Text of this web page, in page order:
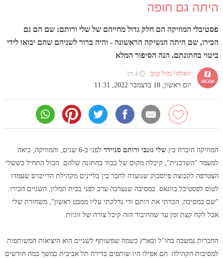
היתה גם חופה
פסטיבלי המוזיקה הם חלק גדול מחייהם של שלי ורותם: שם הם גם
הכירו, שם היתה הנשיקה הראשונה - והיה ברור לשניהם שהם יבואו לידי
ביטוי בחתונתם. הנה הסיפור המלא
וואלה! מזל טוב ⏲ 4 דק'
יום ראשון, 18 בדצמבר 2022, 11:31
המוזיקה חיברה בין שלי גזנבי ורותם סניידר
לפני כ-6 שנים, והמוזיקה, כיאה
למעמד "השדכנית", קיבלה מקום של כבוד בחתונה שלהם. הכול התחיל כששלי
הצטרפה לקבוצת פייסבוק שנועדה לחבר בין בליינים מקהילת הרייברס שעמדו
לטוס לפסטיבל בווגאס. במסיבה שנערכה ערב לפני בבית המלון, השניים הכירו.
"שם במסיבה, הכרתי את רותם ודי נדלקתי עליו ממבט ראשון", משחזרת שלי.
אבל לקח קצת זמן עד שהחיבור הזה קיבל צורה של זוגיות.
החברות נמשכה בחו"ל ובארץ כשמה שמשותף לשניים הוא היציאות המשותפות
למסיבות הקהילה. הם אפילו היו שותפים בדירה תל אביבית במשך כמה חודשים